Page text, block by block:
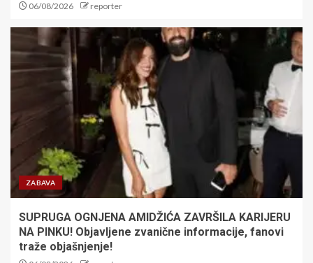
06/08/2026 reporter
ZABAVA
SUPRUGA OGNJENA AMIDŽIĆA ZAVRŠILA KARIJERU
NA PINKU! Objavljene zvanične informacije, fanovi
traže objašnjenje!